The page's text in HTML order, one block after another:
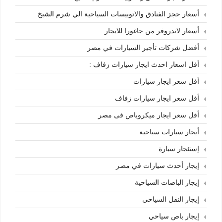
أسعار حجز الفنادق والاتوبيسات السياحية الي شرم الشيخ
أسعار لاندروفر من جاغورا للايجار
أفضل شركات تأجير السيارات في مصر
أقل اسعار احدث ايجار سيارات زفاف :
أقل سعر ايجار سيارات
أقل سعر ايجار سيارات زفاف
أقل سعر ايجار ميكروباص فى مصر
أيجار سيارات سياحية
إستئجار سيارة
إيجار أحدث سيارات في مصر
إيجار الباصات السياحية
إيجار النقل السياحي
إيجار باص سياحي